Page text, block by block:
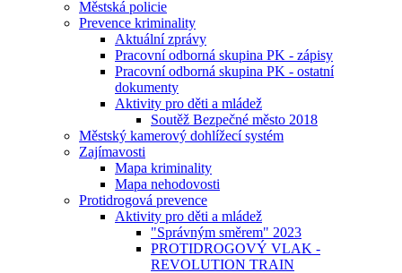
Městská policie
Prevence kriminality
Aktuální zprávy
Pracovní odborná skupina PK - zápisy
Pracovní odborná skupina PK - ostatní
dokumenty
Aktivity pro děti a mládež
Soutěž Bezpečné město 2018
Městský kamerový dohlížecí systém
Zajímavosti
Mapa kriminality
Mapa nehodovosti
Protidrogová prevence
Aktivity pro děti a mládež
"Správným směrem" 2023
PROTIDROGOVÝ VLAK -
REVOLUTION TRAIN